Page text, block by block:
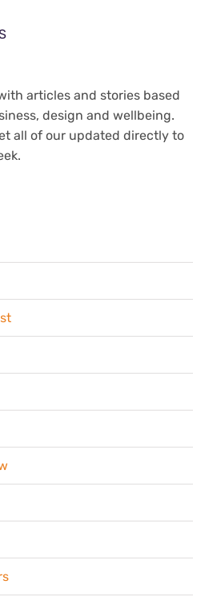
articles and stories based
design and wellbeing.
all of our updated directly to